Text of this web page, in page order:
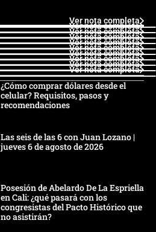
Ver nota completa
Ver nota completa
Ver nota completa
Ver nota completa
Ver nota completa
Ver nota completa
Ver nota completa
Ver nota completa
Ver nota completa
Ver nota completa
¿Cómo comprar dólares desde el
celular? Requisitos, pasos y
recomendaciones
Las seis de las 6 con Juan Lozano |
jueves 6 de agosto de 2026
Posesión de Abelardo De La Espriella
en Cali: ¿qué pasará con los
congresistas del Pacto Histórico que
no asistirán?